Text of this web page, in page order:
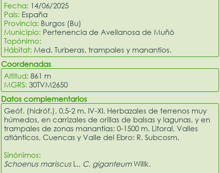
Fecha: 14/06/2025
País: España
Provincia: Burgos (Bu)
Municipio: Pertenencia de Avellanosa de Muñó
Topónimo:
Hábitat: Med. Turberas, trampales y manantíos.
Coordenadas
Altitud:861 m
MGRS:30TVM2650
Datos complementarios
Geóf. (hidróf.), 0,5-2 m. IV-XI. Herbazales de terrenos muy
húmedos, en carrizales de orillas de balsas y lagunas, y en
trampales de zonas manantías; 0-1500 m. Litoral, Valles
atlánticos, Cuencas y Valle del Ebro: R. Subcosm.
Sinónimos:
Schoenus mariscusL., C. giganteumWillk.